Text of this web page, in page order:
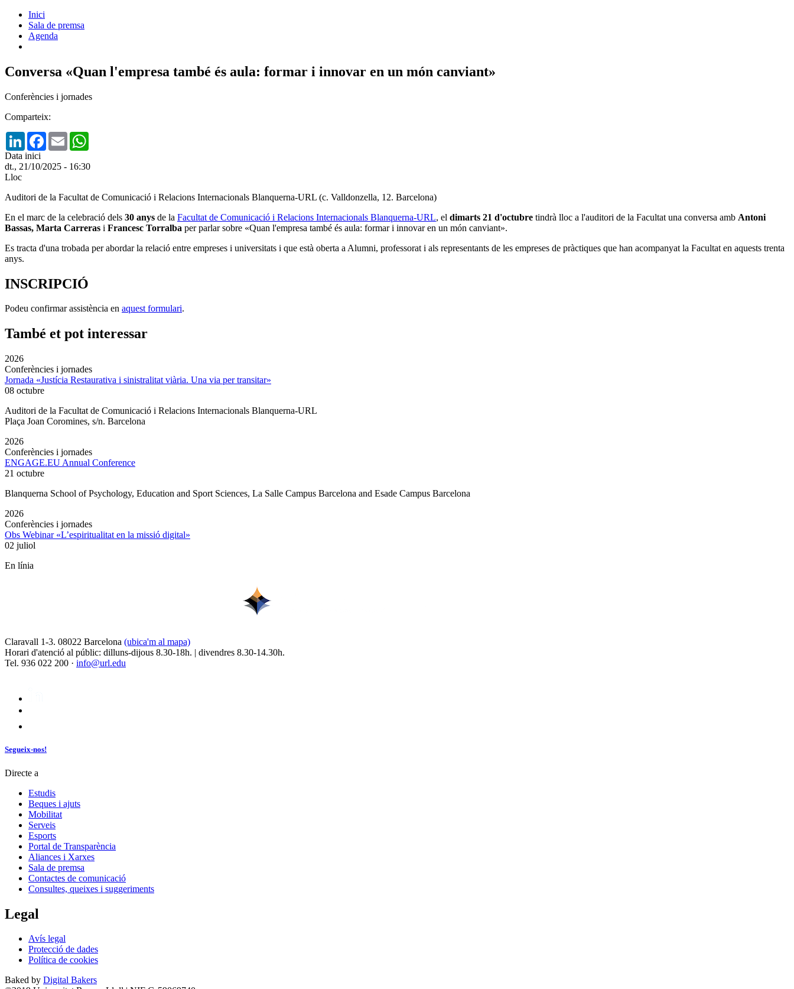
Inici
Sala de premsa
Agenda
Conversa «Quan l'empresa també és aula: formar i innovar en un món canviant»
Conferències i jornades
Comparteix:
LinkedInFacebook
Email
Data inici
dt., 21/10/2025 - 16:30
Lloc
Auditori de la Facultat de Comunicació i Relacions Internacionals Blanquerna-URL (c. Valldonzella, 12. Barcelona)
En el marc de la celebració dels 30 anys de la Facultat de Comunicació i Relacions Internacionals Blanquerna-URL, el dimarts 21 d'octubre tindrà lloc a l'auditori de la Facultat una conversa amb Antoni
Bassas, Marta Carreras i Francesc Torralba per parlar sobre «Quan l'empresa també és aula: formar i innovar en un món canviant».
Es tracta d'una trobada per abordar la relació entre empreses i universitats i que està oberta a Alumni, professorat i als representants de les empreses de pràctiques que han acompanyat la Facultat en aquests trenta
anys.
INSCRIPCIÓ
Podeu confirmar assistència en aquest formulari.
També et pot interessar
2026
Conferències i jornades
Jornada «Justícia Restaurativa i sinistralitat viària. Una via per transitar»
08 octubre
Auditori de la Facultat de Comunicació i Relacions Internacionals Blanquerna-URL
Plaça Joan Coromines, s/n. Barcelona
2026
Conferències i jornades
ENGAGE.EU Annual Conference
21 octubre
Blanquerna School of Psychology, Education and Sport Sciences, La Salle Campus Barcelona and Esade Campus Barcelona
2026
Conferències i jornades
Obs Webinar «L’espiritualitat en la missió digital»
02 juliol
En línia
Claravall 1-3. 08022 Barcelona (ubica'm al mapa)
Horari d'atenció al públic: dilluns-dijous 8.30-18h. | divendres 8.30-14.30h.
Tel. 936 022 200 · info@url.edu
Segueix-nos!
Directe a
Estudis
Beques i ajuts
Mobilitat
Serveis
Esports
Portal de Transparència
Aliances i Xarxes
Sala de premsa
Contactes de comunicació
Consultes, queixes i suggeriments
Legal
Avís legal
Protecció de dades
Política de cookies
Baked by Digital Bakers